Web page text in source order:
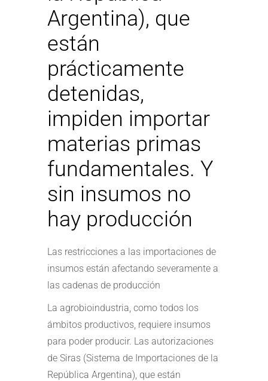
Argentina), que
están
prácticamente
detenidas,
impiden importar
materias primas
fundamentales. Y
sin insumos no
hay producción
Las restricciones a las importaciones de
insumos están afectando severamente a
las cadenas de producción
La agrobioindustria, como todos los
ámbitos productivos, requiere insumos
para poder producir. Las autorizaciones
de Siras (Sistema de Importaciones de la
República Argentina), que están